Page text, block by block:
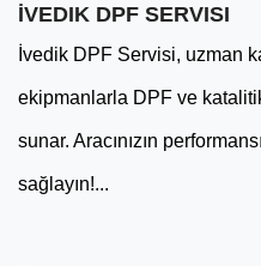
İVEDIK DPF SERVISI
İvedik DPF Servisi, uzman
ekipmanlarla DPF ve
sunar. Aracınızın
sağlayın!...